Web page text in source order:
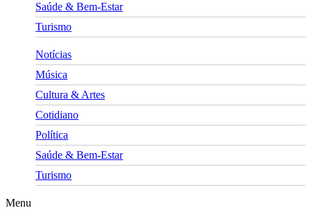
Saúde & Bem-Estar
Turismo
Notícias
Música
Cultura & Artes
Cotidiano
Política
Saúde & Bem-Estar
Turismo
Menu